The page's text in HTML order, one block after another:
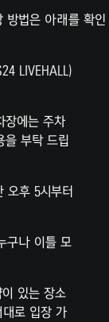
방법은 아래를 확인
LIVEHALL)
에는 주차
을 부탁 드립
후 5시부터
구나 이틀 모
있는 장소
로 입장 가